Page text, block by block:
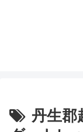
丹生郡